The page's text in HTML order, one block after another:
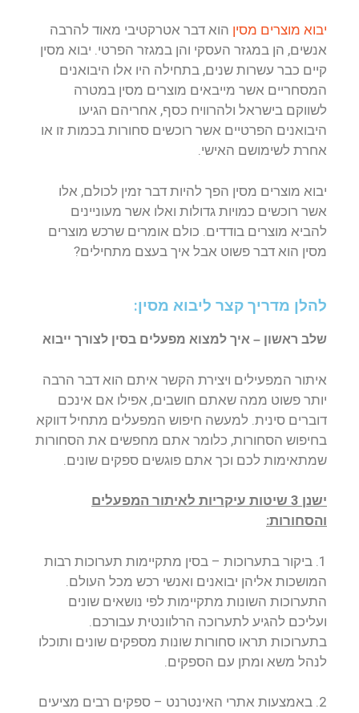
יבוא מוצרים מסין הוא דבר אטרקטיבי מאוד להרבה
אנשים, הן במגזר העסקי והן במגזר הפרטי. יבוא מסין
קיים כבר עשרות שנים, בתחילה היו אלו היבואנים
המסחריים אשר מייבאים מוצרים מסין במטרה
לשווקם בישראל ולהרוויח כסף, אחריהם הגיעו
היבואנים הפרטיים אשר רוכשים סחורות בכמות זו או
אחרת לשימושם האישי.
יבוא מוצרים מסין הפך להיות דבר זמין לכולם, אלו
אשר רוכשים כמויות גדולות ואלו אשר מעוניינים
להביא מוצרים בודדים. כולם אומרים שרכש מוצרים
מסין הוא דבר פשוט אבל איך בעצם מתחילים?
להלן מדריך קצר ליבוא מסין:
שלב ראשון – איך למצוא מפעלים בסין לצורך ייבוא
איתור המפעילים ויצירת הקשר איתם הוא דבר הרבה
יותר פשוט ממה שאתם חושבים, אפילו אם אינכם
דוברים סינית. למעשה חיפוש המפעלים מתחיל דווקא
בחיפוש הסחורות, כלומר אתם מחפשים את הסחורות
שמתאימות לכם וכך אתם פוגשים ספקים שונים.
ישנן 3 שיטות עיקריות לאיתור המפעלים
והסחורות:
1. ביקור בתערוכות – בסין מתקיימות תערוכות רבות
המושכות אליהן יבואנים ואנשי רכש מכל העולם.
התערוכות השונות מתקיימות לפי נושאים שונים
ועליכם להגיע לתערוכה הרלוונטית עבורכם.
בתערוכות תראו סחורות שונות מספקים שונים ותוכלו
לנהל משא ומתן עם הספקים.
2. באמצעות אתרי האינטרנט – ספקים רבים מציעים